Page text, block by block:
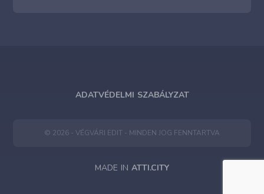
ADATVÉDELMI SZABÁLYZAT
© 2026 - VÉGVÁRI EDIT - MINDEN JOG FENNTARTVA
MADE IN ATTI.CITY